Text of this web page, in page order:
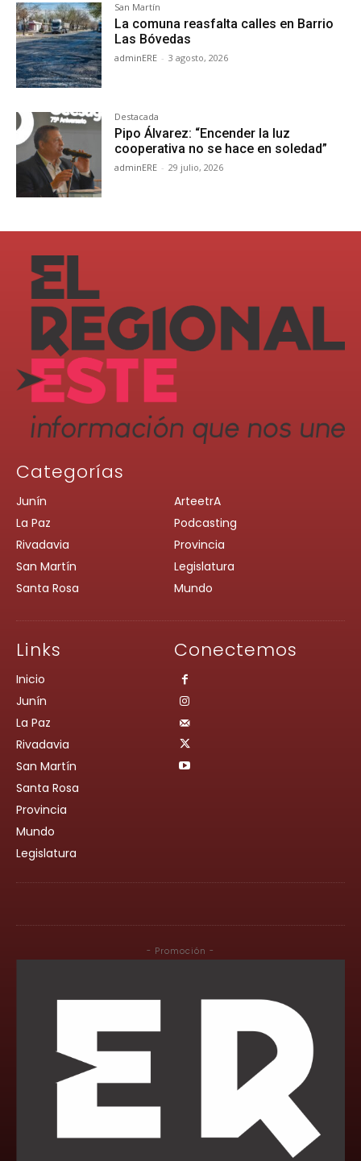
San Martín
La comuna reasfalta calles en Barrio
Las Bóvedas
adminERE - 3 agosto, 2026
Destacada
Pipo Álvarez: “Encender la luz
cooperativa no se hace en soledad”
adminERE - 29 julio, 2026
Categorías
Junín
La Paz
Rivadavia
San Martín
Santa Rosa
ArteetrA
Podcasting
Provincia
Legislatura
Mundo
Links
Inicio
Junín
La Paz
Rivadavia
San Martín
Santa Rosa
Provincia
Mundo
Legislatura
Conectemos
- Promoción -